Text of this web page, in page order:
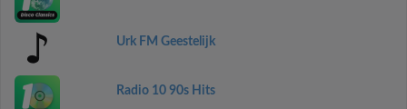
Urk FM Geestelijk
Radio 10 90s Hits